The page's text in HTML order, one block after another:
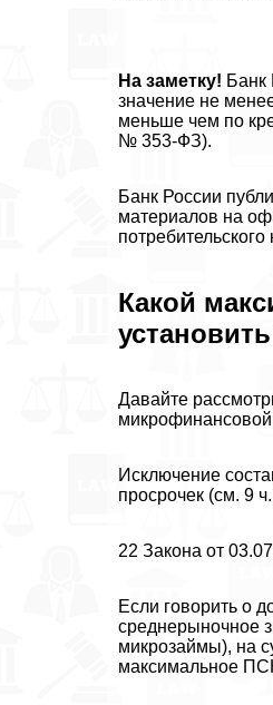
На заметку! Банк
значение не
меньше чем по
№ 353-ФЗ).
Банк России
материалов на
Какой
Давайте
Исключение
просрочек (см. 9
22 Закона от
Если говорить о
среднерыночное
микрозаймы), на
максимальное